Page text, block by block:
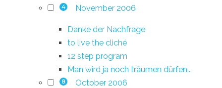
4 November 2006
Danke der Nachfrage
to live the cliché
12 step program
Man wird ja noch träumen dürfen...
8 October 2006